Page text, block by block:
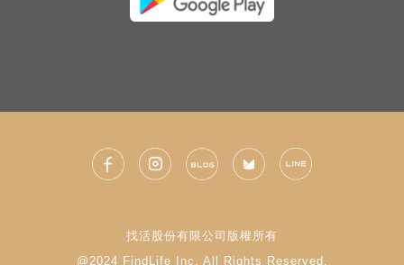
找活股份有限公司版權所有
@2024 FindLife Inc. All Rights Reserved.